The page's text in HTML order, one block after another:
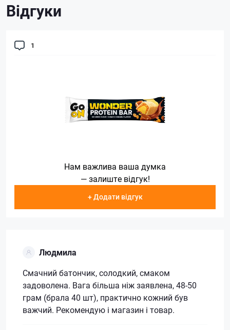
Відгуки
1
Нам важлива ваша думка
— залиште відгук!
+ Додати відгук
Людмила
Смачний батончик, солодкий, смаком
задоволена. Вага більша ніж заявлена, 48-50
грам (брала 40 шт), практично кожний був
важчий. Рекомендую і магазин і товар.